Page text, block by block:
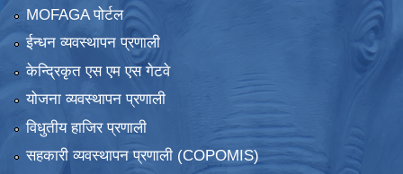
MOFAGA पोर्टल
ईन्धन व्यवस्थापन प्रणाली
केन्द्रिकृत एस एम एस गेटवे
योजना व्यवस्थापन प्रणाली
विधुतीय हाजिर प्रणाली
सहकारी व्यवस्थापन प्रणाली (COPOMIS)